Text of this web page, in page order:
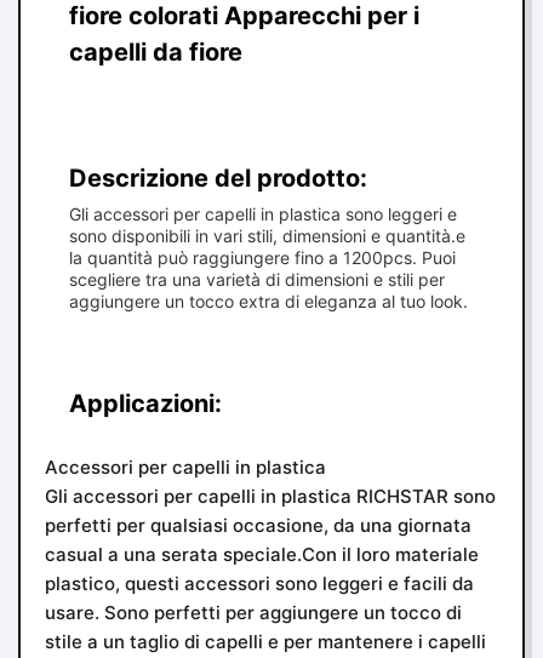
fiore colorati Apparecchi per i
capelli da fiore
Descrizione del prodotto:
Gli accessori per capelli in plastica sono leggeri e
sono disponibili in vari stili, dimensioni e quantità.e
la quantità può raggiungere fino a 1200pcs. Puoi
scegliere tra una varietà di dimensioni e stili per
aggiungere un tocco extra di eleganza al tuo look.
Applicazioni:
Accessori per capelli in plastica
Gli accessori per capelli in plastica RICHSTAR sono
perfetti per qualsiasi occasione, da una giornata
casual a una serata speciale.Con il loro materiale
plastico, questi accessori sono leggeri e facili da
usare. Sono perfetti per aggiungere un tocco di
stile a un taglio di capelli e per mantenere i capelli